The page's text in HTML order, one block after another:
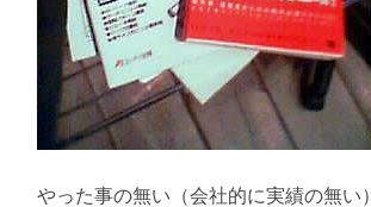
やった事の無い（会社的に実績の無い）